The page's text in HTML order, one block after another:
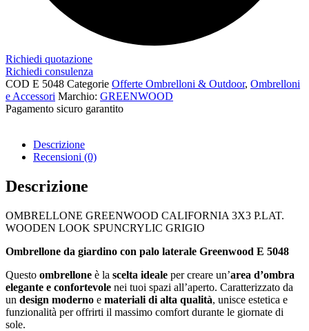
Richiedi quotazione
Richiedi consulenza
COD E 5048 Categorie Offerte Ombrelloni & Outdoor, Ombrelloni
e Accessori Marchio: GREENWOOD
Pagamento sicuro garantito​
Descrizione
Recensioni (0)
Descrizione
OMBRELLONE GREENWOOD CALIFORNIA 3X3 P.LAT.
WOODEN LOOK SPUNCRYLIC GRIGIO
Ombrellone da giardino con palo laterale Greenwood E 5048
Questo ombrellone è la scelta ideale per creare un’area d’ombra
elegante e confortevole nei tuoi spazi all’aperto. Caratterizzato da
un design moderno e materiali di alta qualità, unisce estetica e
funzionalità per offrirti il massimo comfort durante le giornate di
sole.